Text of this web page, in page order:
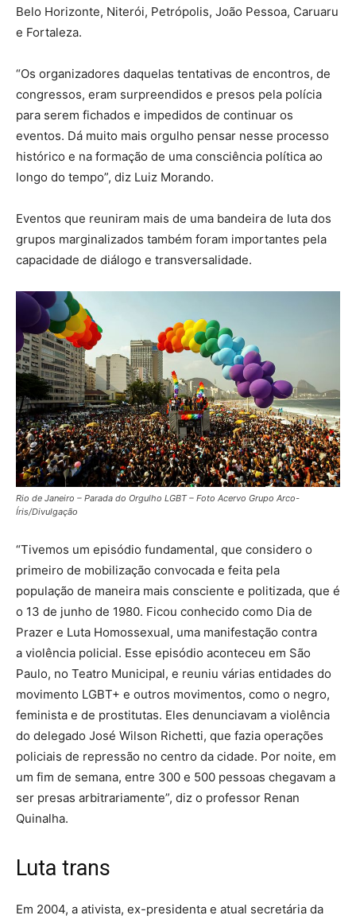
Belo Horizonte, Niterói, Petrópolis, João Pessoa, Caruaru
e Fortaleza.
“Os organizadores daquelas tentativas de encontros, de
congressos, eram surpreendidos e presos pela polícia
para serem fichados e impedidos de continuar os
eventos. Dá muito mais orgulho pensar nesse processo
histórico e na formação de uma consciência política ao
longo do tempo”, diz Luiz Morando.
Eventos que reuniram mais de uma bandeira de luta dos
grupos marginalizados também foram importantes pela
capacidade de diálogo e transversalidade.
Rio de Janeiro – Parada do Orgulho LGBT – Foto Acervo Grupo Arco-
Íris/Divulgação
“Tivemos um episódio fundamental, que considero o
primeiro de mobilização convocada e feita pela
população de maneira mais consciente e politizada, que é
o 13 de junho de 1980. Ficou conhecido como Dia de
Prazer e Luta Homossexual, uma manifestação contra
a violência policial. Esse episódio aconteceu em São
Paulo, no Teatro Municipal, e reuniu várias entidades do
movimento LGBT+ e outros movimentos, como o negro,
feminista e de prostitutas. Eles denunciavam a violência
do delegado José Wilson Richetti, que fazia operações
policiais de repressão no centro da cidade. Por noite, em
um fim de semana, entre 300 e 500 pessoas chegavam a
ser presas arbitrariamente”, diz o professor Renan
Quinalha.
Luta trans
Em 2004, a ativista, ex-presidenta e atual secretária da